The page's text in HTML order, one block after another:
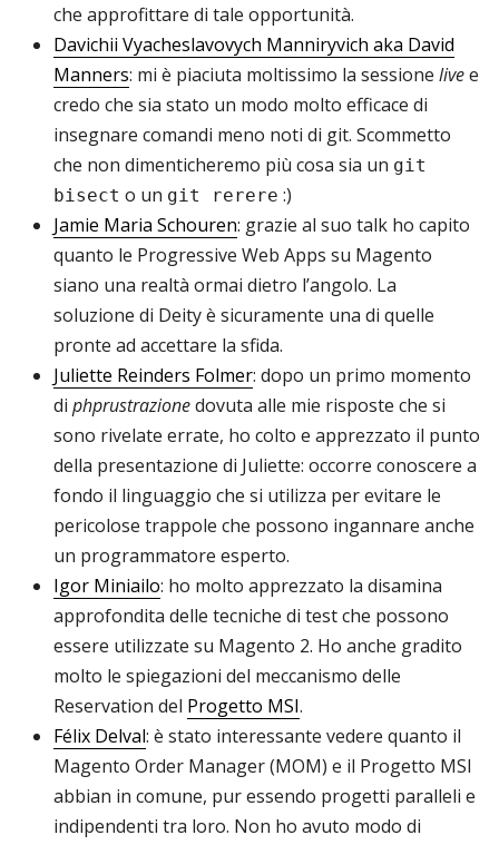
che approfittare di tale opportunità.
Davichii Vyacheslavovych Manniryvich aka David
Manners: mi è piaciuta moltissimo la sessione livee
credo che sia stato un modo molto efficace di
insegnare comandi meno noti di git. Scommetto
che non dimenticheremo più cosa sia un git
bisect o un git rerere :)
Jamie Maria Schouren: grazie al suo talk ho capito
quanto le Progressive Web Apps su Magento
siano una realtà ormai dietro l’angolo. La
soluzione di Deity è sicuramente una di quelle
pronte ad accettare la sfida.
Juliette Reinders Folmer: dopo un primo momento
di phprustrazionedovuta alle mie risposte che si
sono rivelate errate, ho colto e apprezzato il punto
della presentazione di Juliette: occorre conoscere a
fondo il linguaggio che si utilizza per evitare le
pericolose trappole che possono ingannare anche
un programmatore esperto.
Igor Miniailo: ho molto apprezzato la disamina
approfondita delle tecniche di test che possono
essere utilizzate su Magento 2. Ho anche gradito
molto le spiegazioni del meccanismo delle
Reservation del Progetto MSI.
Félix Delval: è stato interessante vedere quanto il
Magento Order Manager (MOM) e il Progetto MSI
abbian in comune, pur essendo progetti paralleli e
indipendenti tra loro. Non ho avuto modo di